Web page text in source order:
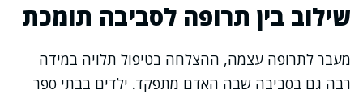
שילוב בין תרופה לסביבה תומכת
מעבר לתרופה עצמה, ההצלחה בטיפול תלויה במידה
רבה גם בסביבה שבה האדם מתפקד. ילדים בבתי ספר